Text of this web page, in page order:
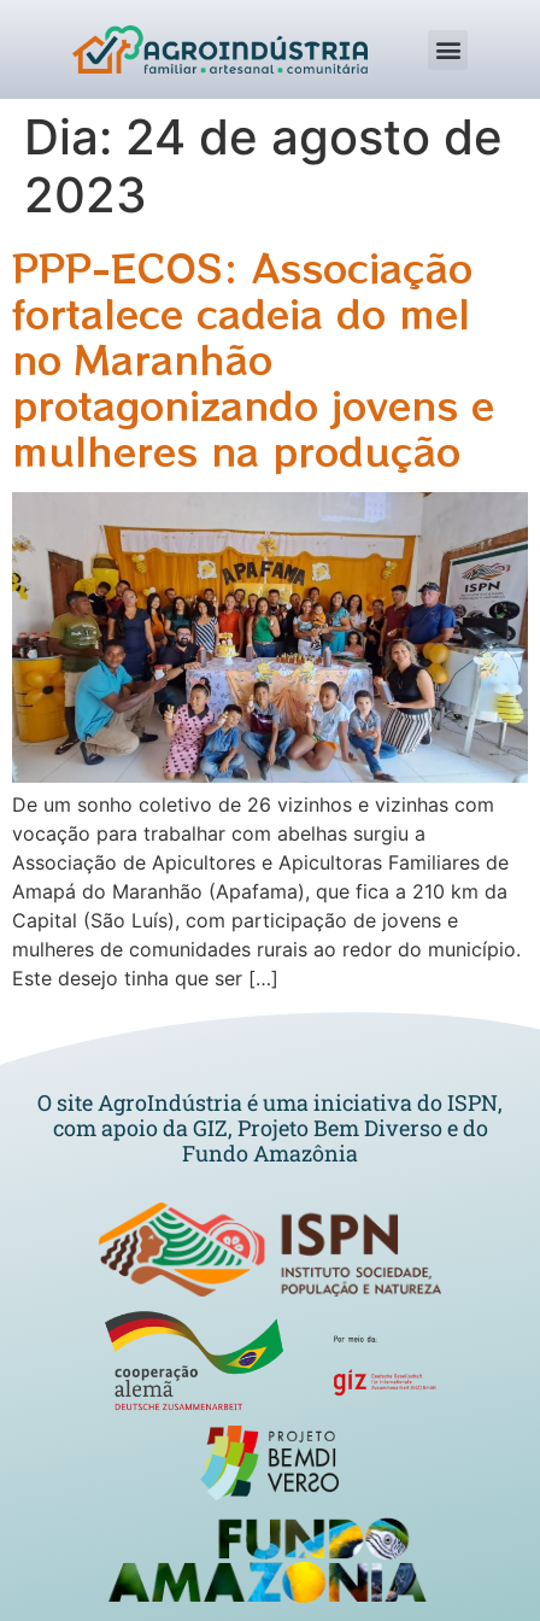
Dia: 24 de agosto de
2023
PPP-ECOS: Associação
fortalece cadeia do mel
no Maranhão
protagonizando jovens e
mulheres na produção
De um sonho coletivo de 26 vizinhos e vizinhas com
vocação para trabalhar com abelhas surgiu a
Associação de Apicultores e Apicultoras Familiares de
Amapá do Maranhão (Apafama), que fica a 210 km da
Capital (São Luís), com participação de jovens e
mulheres de comunidades rurais ao redor do município.
Este desejo tinha que ser […]
O site AgroIndústria é uma iniciativa do ISPN,
com apoio da GIZ, Projeto Bem Diverso e do
Fundo Amazônia